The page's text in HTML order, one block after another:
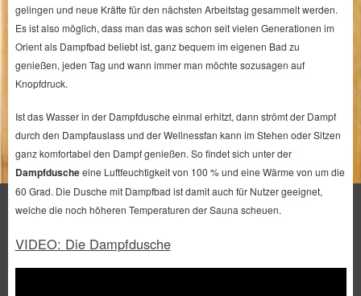
gelingen und neue Kräfte für den nächsten Arbeitstag gesammelt werden.
Es ist also möglich, dass man das was schon seit vielen Generationen im
Orient als Dampfbad beliebt ist, ganz bequem im eigenen Bad zu
genießen, jeden Tag und wann immer man möchte sozusagen auf
Knopfdruck.
Ist das Wasser in der Dampfdusche einmal erhitzt, dann strömt der Dampf
durch den Dampfauslass und der Wellnessfan kann im Stehen oder Sitzen
ganz komfortabel den Dampf genießen. So findet sich unter der
Dampfduscheeine Luftfeuchtigkeit von 100 % und eine Wärme von um die
60 Grad. Die Dusche mit Dampfbad ist damit auch für Nutzer geeignet,
welche die noch höheren Temperaturen der Sauna scheuen.
VIDEO: Die Dampfdusche